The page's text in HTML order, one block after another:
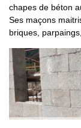
chapes de béton
Ses maçons
briques,